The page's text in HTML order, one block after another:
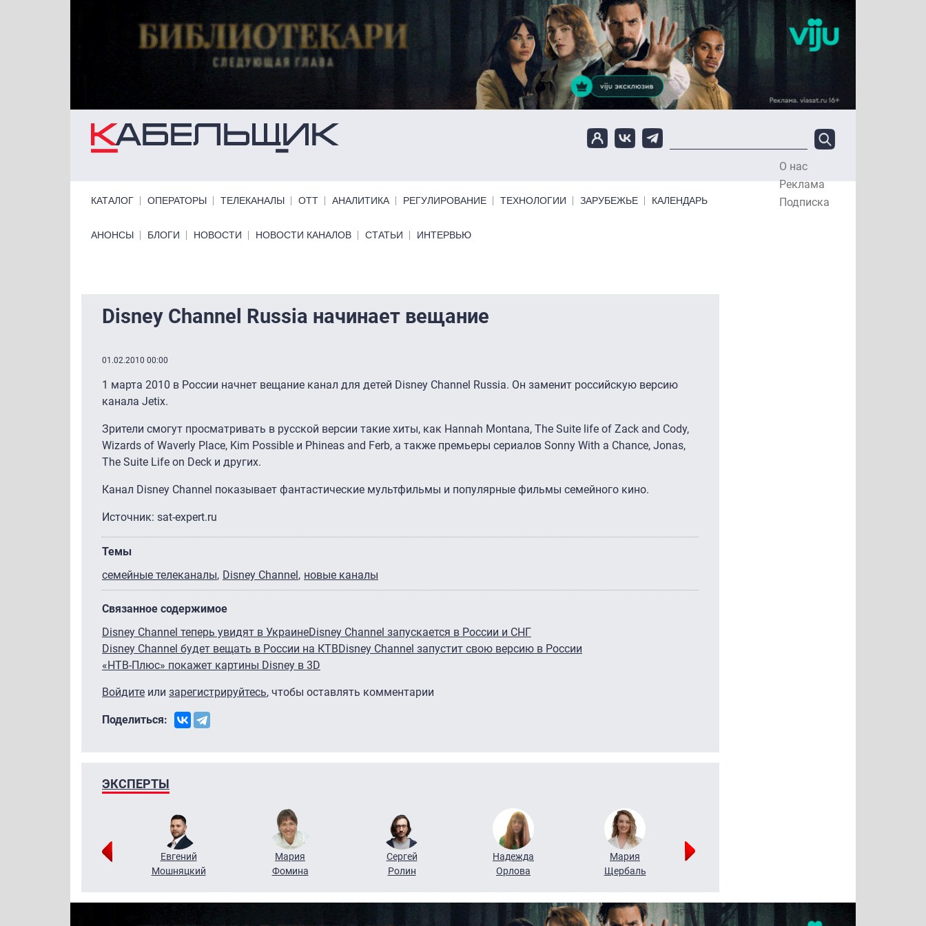
О нас
Реклама
Подписка
КАТАЛОГ ОПЕРАТОРЫ ТЕЛЕКАНАЛЫ ОТТ АНАЛИТИКА РЕГУЛИРОВАНИЕ ТЕХНОЛОГИИ ЗАРУБЕЖЬЕ КАЛЕНДАРЬ
Primary links bottom
АНОНСЫ БЛОГИ НОВОСТИ НОВОСТИ КАНАЛОВ СТАТЬИ ИНТЕРВЬЮ
Disney Channel Russia начинает вещание
01.02.2010 00:00
1 марта 2010 в России начнет вещание канал для детей Disney Channel Russia. Он заменит российскую версию
канала Jetix.
Зрители смогут просматривать в русской версии такие хиты, как Hannah Montana, The Suite life of Zack and Cody,
Wizards of Waverly Place, Kim Possible и Phineas and Ferb, а также премьеры сериалов Sonny With a Chance, Jonas,
The Suite Life on Deck и других.
Канал Disney Channel показывает фантастические мультфильмы и популярные фильмы семейного кино.
Источник: sat-expert.ru
Темы
семейные телеканалы Disney Channel новые каналы
Связанное содержимое
Disney Channel теперь увидят в УкраинеDisney Channel запускается в России и СНГ
Disney Channel будет вещать в России на КТВDisney Channel запустит свою версию в России
«НТВ-Плюс» покажет картины Disney в 3D
Войдите или зарегистрируйтесь, чтобы оставлять комментарии
Поделиться:
ЭКСПЕРТЫ
Евгений
Мошняцкий
Мария
Фомина
Сергей
Ролин
Надежда
Орлова
Мария
Щербаль